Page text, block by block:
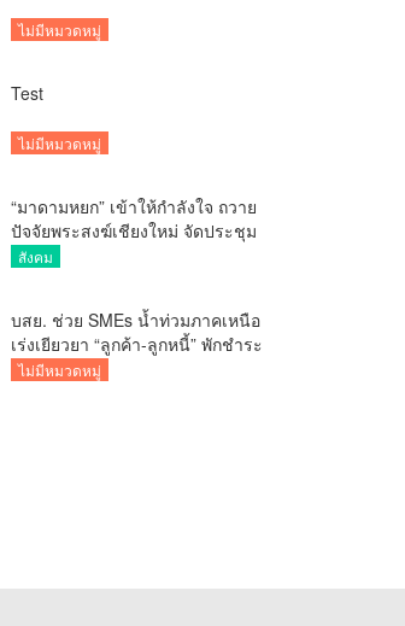
ไม่มีหมวดหมู่
Test
ไม่มีหมวดหมู่
“มาดามหยก” เข้าให้กำลังใจ ถวาย
ปัจจัยพระสงฆ์เชียงใหม่ จัดประชุม
ทำบัญชีรายรับรายจ่ายของวัด กว่า
สังคม
บสย. ช่วย SMEs น้ำท่วมภาคเหนือ
เร่งเยียวยา “ลูกค้า-ลูกหนี้” พักชำระ
ค่าธรรมเนียม-ค่างวด
ไม่มีหมวดหมู่